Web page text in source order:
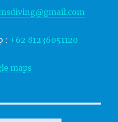
: +62 81236051120
maps